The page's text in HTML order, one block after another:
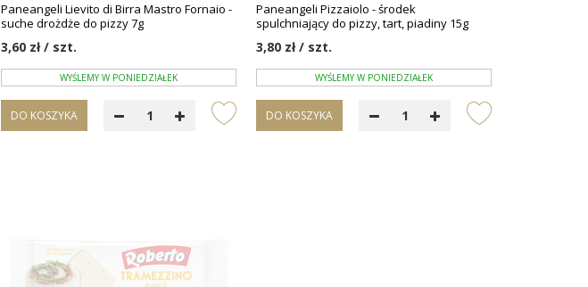
Paneangeli Lievito di Birra Mastro Fornaio -
suche drożdże do pizzy 7g
3,60 zł / szt.
WYŚLEMY W PONIEDZIAŁEK
DO KOSZYKA
Paneangeli Pizzaiolo - środek
spulchniający do pizzy, tart, piadiny 15g
3,80 zł / szt.
WYŚLEMY W PONIEDZIAŁEK
DO KOSZYKA